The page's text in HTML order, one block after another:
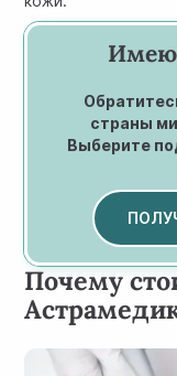
страны
Выберите
Почему